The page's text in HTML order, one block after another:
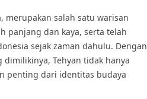
merupakan salah satu warisan
panjang dan kaya, serta telah
sejak zaman dahulu. Dengan
Tehyan tidak hanya
penting dari identitas budaya